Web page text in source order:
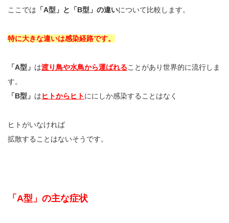
ここでは 「A型」と「B型」の違いについて比較します。
特に大きな違いは感染経路です。
「A型」 は渡り鳥や水鳥から運ばれることがあり世界的に流行しま
す。
「B型」 はヒトからヒトににしか感染することはなく
ヒトがいなければ
拡散することはないそうです。
「A型」の主な症状